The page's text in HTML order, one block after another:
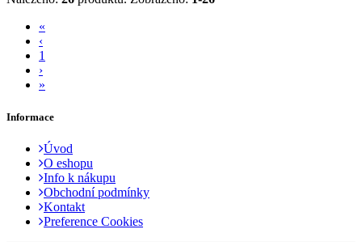
«
‹
1
›
»
Informace
Úvod
O eshopu
Info k nákupu
Obchodní podmínky
Kontakt
Preference Cookies